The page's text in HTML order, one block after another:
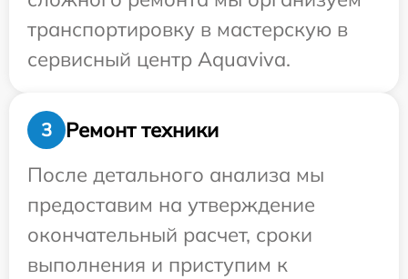
транспортировку в мастерскую в
сервисный центр Aquaviva.
3
Ремонт техники
После детального анализа мы
предоставим на утверждение
окончательный расчет, сроки
выполнения и приступим к